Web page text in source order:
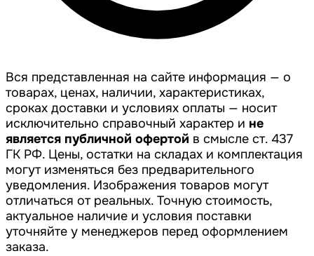
Вся представленная на сайте информация — о
товарах, ценах, наличии, характеристиках,
сроках доставки и условиях оплаты — носит
исключительно справочный характер и не
является публичной офертой в смысле ст. 437
ГК РФ. Цены, остатки на складах и комплектация
могут изменяться без предварительного
уведомления. Изображения товаров могут
отличаться от реальных. Точную стоимость,
актуальное наличие и условия поставки
уточняйте у менеджеров перед оформлением
заказа.